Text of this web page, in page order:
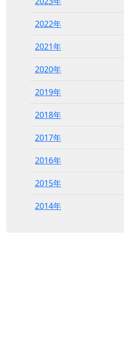
2022年
2021年
2020年
2019年
2018年
2017年
2016年
2015年
2014年